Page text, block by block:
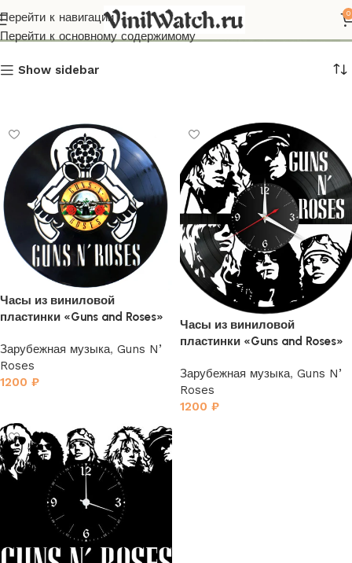
Перейти к навигации
Перейти к основному содержимому
0
N’ Roses
Show sidebar
Часы из виниловой
пластинки «Guns and Roses»
Зарубежная музыка, Guns N’
Roses
1200 ₽
Часы из виниловой
пластинки «Guns and Roses»
Зарубежная музыка, Guns N’
Roses
1200 ₽